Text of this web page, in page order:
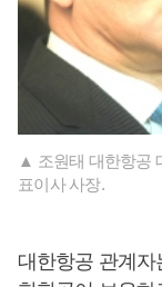
▲ 조원태 대한항공
표이사 사장.
대한항공 관계자